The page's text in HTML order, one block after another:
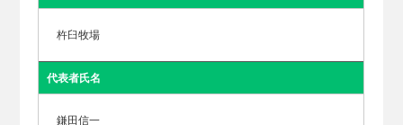
杵臼牧場
代表者氏名
鎌田信一